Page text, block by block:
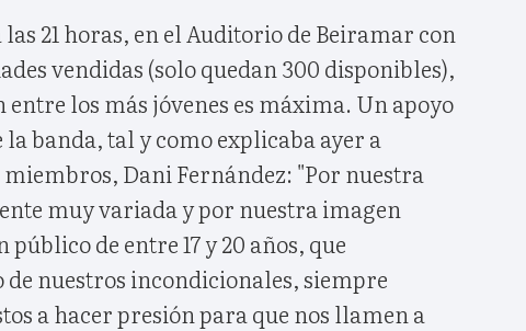
21 horas, en el Auditorio de Beiramar con
vendidas (solo quedan 300 disponibles),
entre los más jóvenes es máxima. Un apoyo
la banda, tal y como explicaba ayer a
Dani Fernández: "Por nuestra
muy variada y por nuestra imagen
de entre 17 y 20 años, que
nuestros incondicionales, siempre
a hacer presión para que nos llamen a